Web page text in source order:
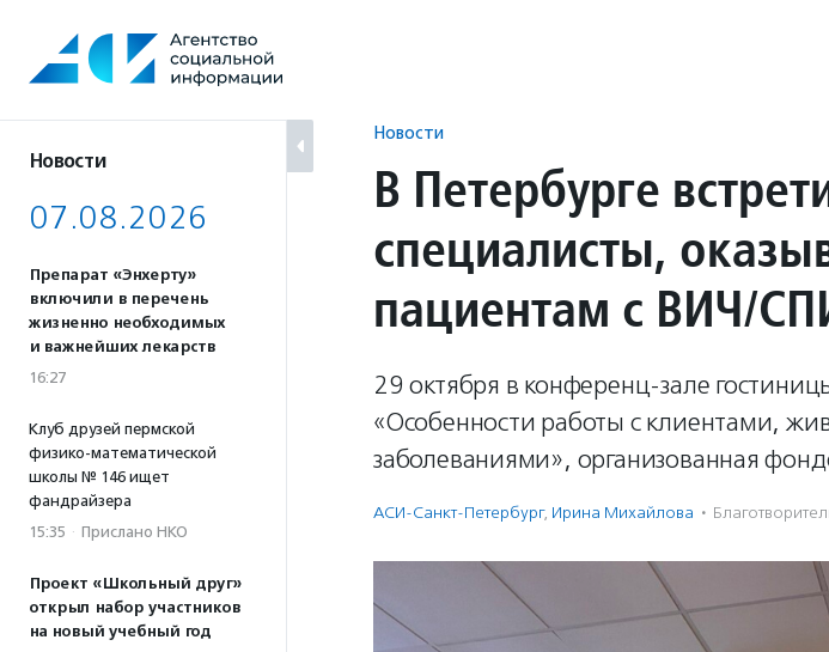
содержанию
Новости
07.08.2026
Препарат «Энхерту»
включили в перечень
жизненно необходимых
и важнейших лекарств
16:27
Клуб друзей пермской
физико-математической
школы № 146 ищет
фандрайзера
15:35 · Прислано НКО
Проект «Школьный друг»
открыл набор участников
на новый учебный год
Новости
В Петербурге
специалисты,
пациентам с ВИЧ/
29 октября в конференц-зале
«Особенности работы с клиентами,
заболеваниями», организованная
АСИ-Санкт-Петербург, Ирина Михайлова ·